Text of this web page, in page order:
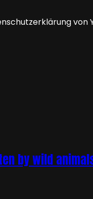
von
by wild